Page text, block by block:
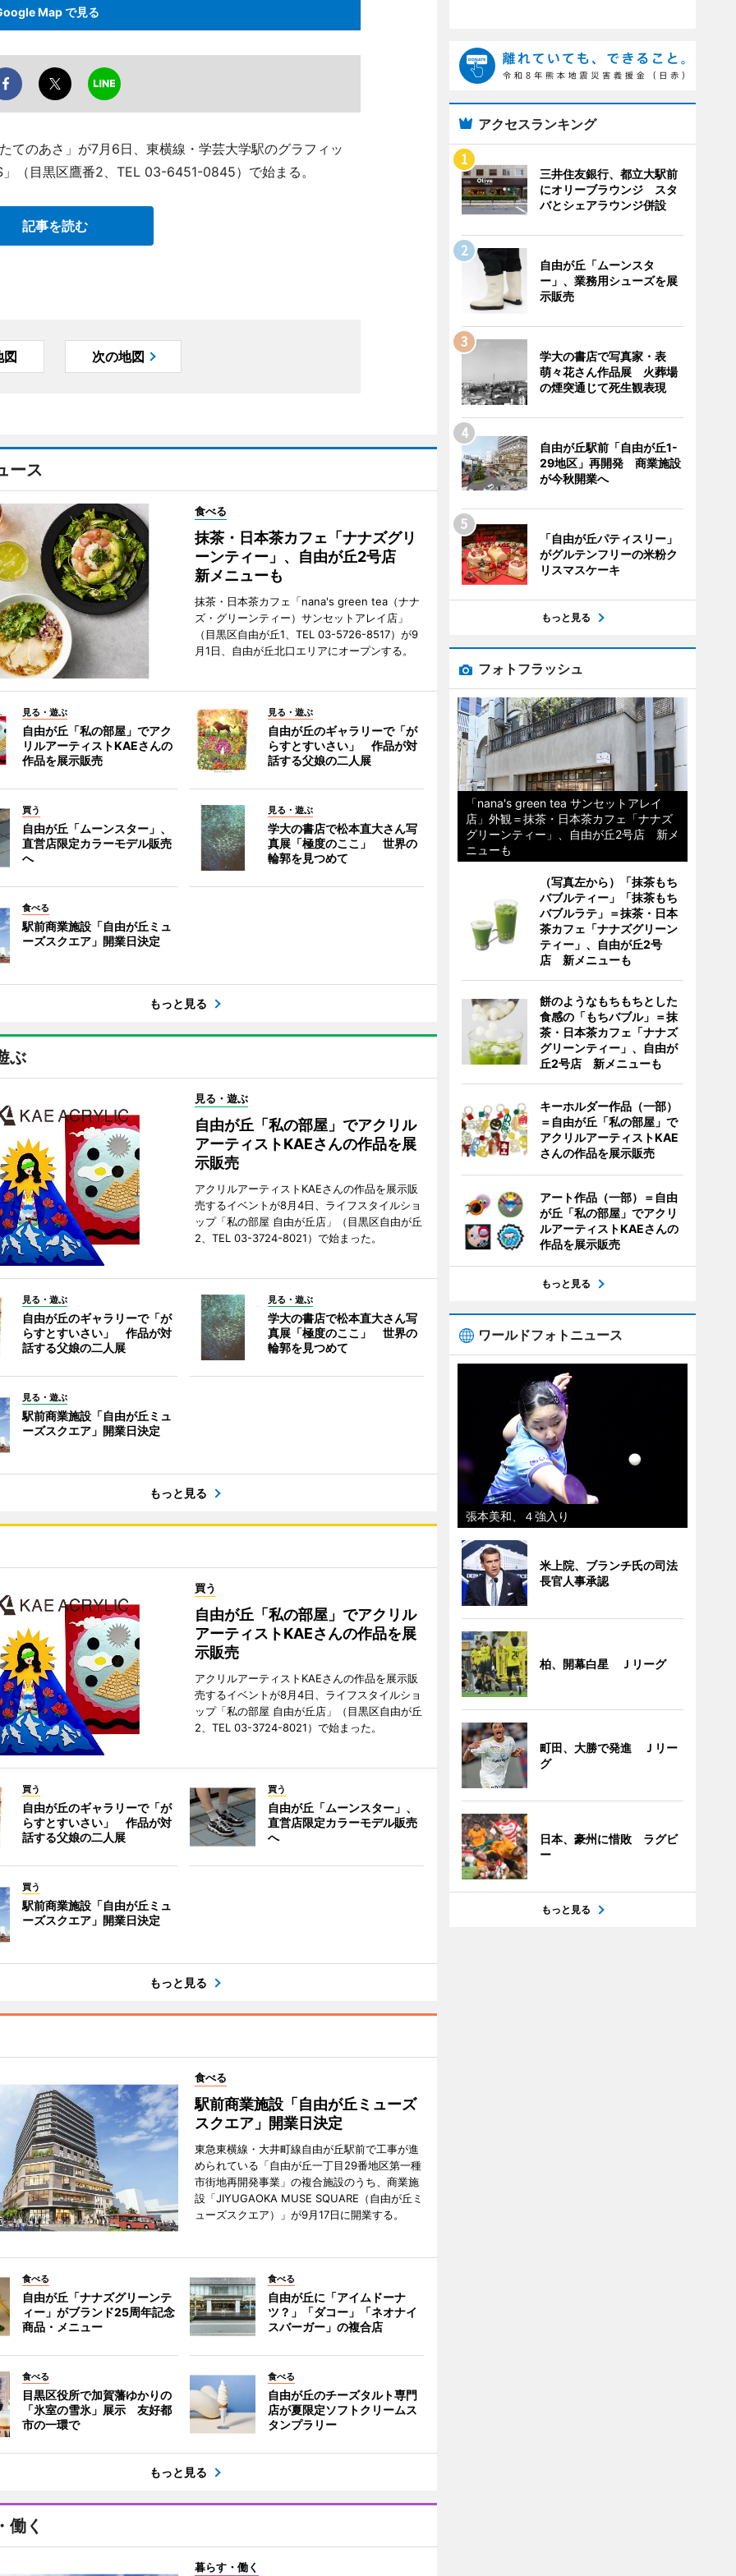
Map で見る
てのあさ」が7月6日、東横線・学芸大学駅のグラフィッ
（目黒区鷹番2、TEL 03-6451-0845）で始まる。
記事を読む
図 次の地図
ース
食べる
抹茶・日本茶カフェ「ナナズグリ
ーンティー」、自由が丘2号店
新メニューも
抹茶・日本茶カフェ「nana's green tea（ナナ
ズ・グリーンティー）サンセットアレイ店」
（目黒区自由が丘1、TEL 03-5726-8517）が9
月1日、自由が丘北口エリアにオープンする。
見る・遊ぶ
自由が丘「私の部屋」でアク
リルアーティストKAEさんの
作品を展示販売
見る・遊ぶ
自由が丘のギャラリーで「が
らすとすいさい」 作品が対
話する父娘の二人展
買う
自由が丘「ムーンスター」、
直営店限定カラーモデル販売
へ
見る・遊ぶ
学大の書店で松本直大さん写
真展「極度のここ」 世界の
輪郭を見つめて
食べる
駅前商業施設「自由が丘ミュ
ーズスクエア」開業日決定
もっと見る
ぶ
見る・遊ぶ
自由が丘「私の部屋」でアクリル
アーティストKAEさんの作品を展
示販売
アクリルアーティストKAEさんの作品を展示販
売するイベントが8月4日、ライフスタイルショ
ップ「私の部屋 自由が丘店」（目黒区自由が丘
2、TEL 03-3724-8021）で始まった。
見る・遊ぶ
自由が丘のギャラリーで「が
らすとすいさい」 作品が対
話する父娘の二人展
見る・遊ぶ
学大の書店で松本直大さん写
真展「極度のここ」 世界の
輪郭を見つめて
見る・遊ぶ
駅前商業施設「自由が丘ミュ
ーズスクエア」開業日決定
もっと見る
買う
自由が丘「私の部屋」でアクリル
アーティストKAEさんの作品を展
示販売
アクリルアーティストKAEさんの作品を展示販
売するイベントが8月4日、ライフスタイルショ
ップ「私の部屋 自由が丘店」（目黒区自由が丘
2、TEL 03-3724-8021）で始まった。
買う
自由が丘のギャラリーで「が
らすとすいさい」 作品が対
話する父娘の二人展
買う
自由が丘「ムーンスター」、
直営店限定カラーモデル販売
へ
買う
駅前商業施設「自由が丘ミュ
ーズスクエア」開業日決定
もっと見る
食べる
駅前商業施設「自由が丘ミューズ
スクエア」開業日決定
東急東横線・大井町線自由が丘駅前で工事が進
められている「自由が丘一丁目29番地区第一種
市街地再開発事業」の複合施設のうち、商業施
設「JIYUGAOKA MUSE SQUARE（自由が丘ミ
ューズスクエア）」が9月17日に開業する。
食べる
自由が丘「ナナズグリーンテ
ィー」がブランド25周年記念
商品・メニュー
食べる
自由が丘に「アイムドーナ
ツ？」「ダコー」「ネオナイ
スバーガー」の複合店
食べる
目黒区役所で加賀藩ゆかりの
「氷室の雪氷」展示 友好都
市の一環で
食べる
自由が丘のチーズタルト専門
店が夏限定ソフトクリームス
タンプラリー
もっと見る
働く
暮らす・働く
アクセスランキング
三井住友銀行、都立大駅前
にオリーブラウンジ スタ
バとシェアラウンジ併設
自由が丘「ムーンスタ
ー」、業務用シューズを展
示販売
学大の書店で写真家・表
萌々花さん作品展 火葬場
の煙突通じて死生観表現
自由が丘駅前「自由が丘1-
29地区」再開発 商業施設
が今秋開業へ
「自由が丘パティスリー」
がグルテンフリーの米粉ク
リスマスケーキ
もっと見る
フォトフラッシュ
「nana's green tea サンセットアレイ
店」外観＝抹茶・日本茶カフェ「ナナズ
グリーンティー」、自由が丘2号店 新メ
ニューも
（写真左から）「抹茶もち
バブルティー」「抹茶もち
バブルラテ」＝抹茶・日本
茶カフェ「ナナズグリーン
ティー」、自由が丘2号
店 新メニューも
餅のようなもちもちとした
食感の「もちバブル」＝抹
茶・日本茶カフェ「ナナズ
グリーンティー」、自由が
丘2号店 新メニューも
キーホルダー作品（一部）
＝自由が丘「私の部屋」で
アクリルアーティストKAE
さんの作品を展示販売
アート作品（一部）＝自由
が丘「私の部屋」でアクリ
ルアーティストKAEさんの
作品を展示販売
もっと見る
ワールドフォトニュース
張本美和、４強入り
米上院、ブランチ氏の司法
長官人事承認
柏、開幕白星 Ｊリーグ
町田、大勝で発進 Ｊリー
グ
日本、豪州に惜敗 ラグビ
ー
もっと見る